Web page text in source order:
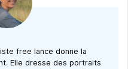
free lance donne la
Elle dresse des portraits